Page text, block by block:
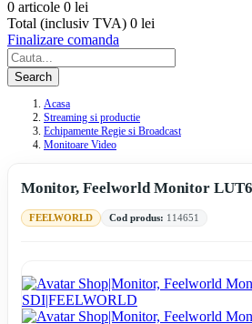
0 articole 0 lei
Total (inclusiv TVA) 0 lei
Finalizare comanda
Search
Acasa
Streaming si productie
Echipamente Regie si Broadcast
Monitoare Video
Monitor, Feelworld Monitor
FEELWORLD Cod produs: 114651